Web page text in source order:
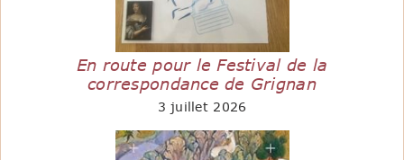
En route pour le Festival de la
correspondance de Grignan
3 juillet 2026